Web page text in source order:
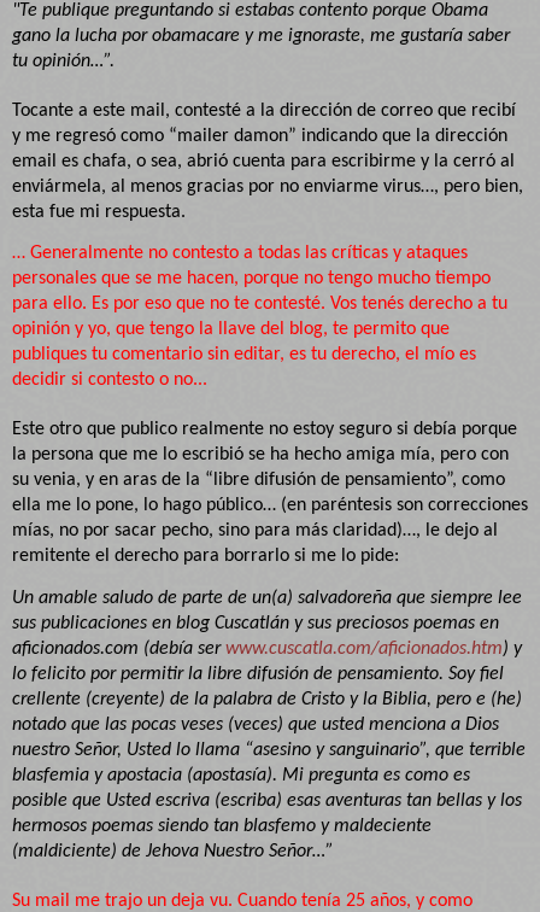
"Te publique preguntando si estabas contento porque Obama
gano la lucha por obamacare y me ignoraste, me gustaría saber
tu opinión…”.
Tocante a este mail, contesté a la dirección de correo que recibí
y me regresó como “mailer damon” indicando que la dirección
email es chafa, o sea, abrió cuenta para escribirme y la cerró al
enviármela, al menos gracias por no enviarme virus…, pero bien,
esta fue mi respuesta.
… Generalmente no contesto a todas las críticas y ataques
personales que se me hacen, porque no tengo mucho tiempo
para ello. Es por eso que no te contesté. Vos tenés derecho a tu
opinión y yo, que tengo la llave del blog, te permito que
publiques tu comentario sin editar, es tu derecho, el mío es
decidir si contesto o no...
Este otro que publico realmente no estoy seguro si debía porque
la persona que me lo escribió se ha hecho amiga mía, pero con
su venia, y en aras de la “libre difusión de pensamiento”, como
ella me lo pone, lo hago público… (en paréntesis son correcciones
mías, no por sacar pecho, sino para más claridad)…, le dejo al
remitente el derecho para borrarlo si me lo pide:
Un amable saludo de parte de un(a) salvadoreña que siempre lee
sus publicaciones en blog Cuscatlán y sus preciosos poemas en
aficionados.com (debía serwww.cuscatla.com/aficionados.htm) y
lo felicito por permitir la libre difusión de pensamiento. Soy fiel
crellente (creyente) de la palabra de Cristo y la Biblia, pero e (he)
notado que las pocas veses (veces) que usted menciona a Dios
nuestro Señor, Usted lo llama “asesino y sanguinario”, que terrible
blasfemia y apostacia (apostasía). Mi pregunta es como es
posible que Usted escriva (escriba) esas aventuras tan bellas y los
hermosos poemas siendo tan blasfemo y maldeciente
(maldiciente) de Jehova Nuestro Señor…”
Su mail me trajo un deja vu. Cuando tenía 25 años, y como